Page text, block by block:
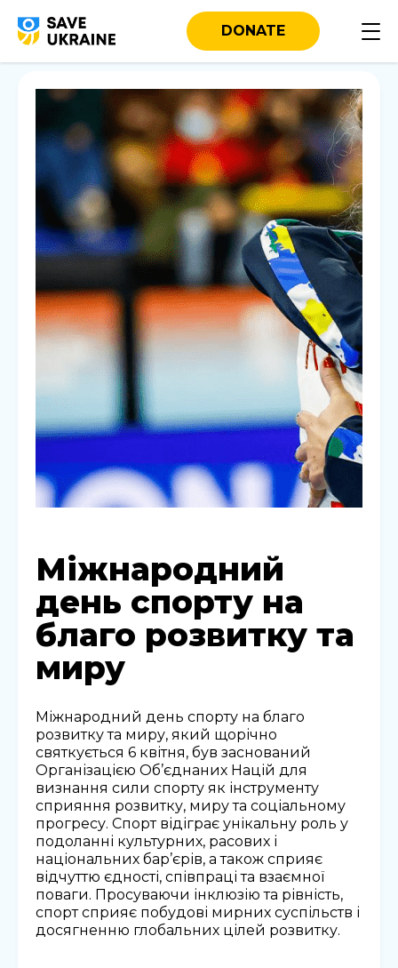
DONATE
Міжнародний
день спорту на
благо розвитку та
миру
Міжнародний день спорту на благо
розвитку та миру, який щорічно
святкується 6 квітня, був заснований
Організацією Об’єднаних Націй для
визнання сили спорту як інструменту
сприяння розвитку, миру та соціальному
прогресу. Спорт відіграє унікальну роль у
подоланні культурних, расових і
національних бар’єрів, а також сприяє
відчуттю єдності, співпраці та взаємної
поваги. Просуваючи інклюзію та рівність,
спорт сприяє побудові мирних суспільств і
досягненню глобальних цілей розвитку.